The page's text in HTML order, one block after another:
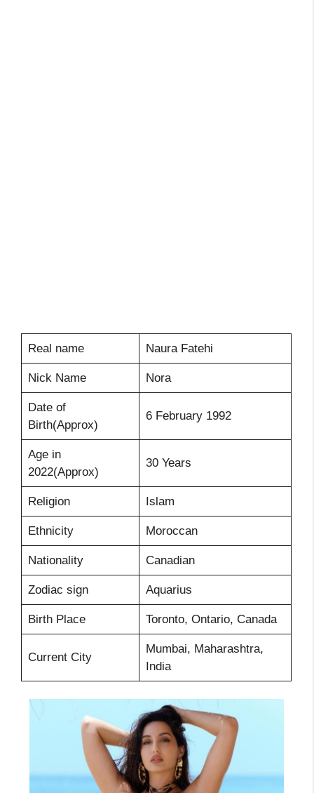
Real name Naura Fatehi
Nick Name Nora
Date of
Birth(Approx)
6 February 1992
Age in
2022(Approx)
30 Years
Religion Islam
Ethnicity Moroccan
Nationality Canadian
Zodiac sign Aquarius
Birth Place Toronto, Ontario, Canada
Current City
Mumbai, Maharashtra,
India